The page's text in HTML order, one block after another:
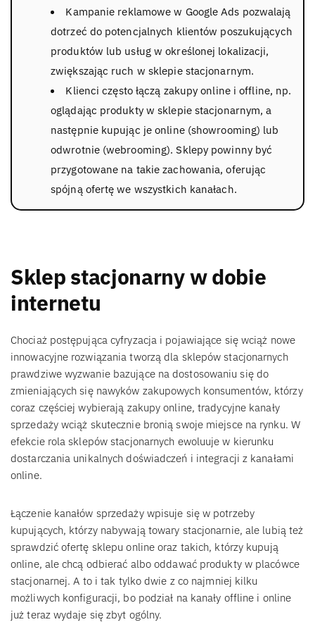
Kampanie reklamowe w Google Ads pozwalają
dotrzeć do potencjalnych klientów poszukujących
produktów lub usług w określonej lokalizacji,
zwiększając ruch w sklepie stacjonarnym.
Klienci często łączą zakupy online i offline, np.
oglądając produkty w sklepie stacjonarnym, a
następnie kupując je online (showrooming) lub
odwrotnie (webrooming). Sklepy powinny być
przygotowane na takie zachowania, oferując
spójną ofertę we wszystkich kanałach.
Sklep stacjonarny w dobie
internetu
Chociaż postępująca cyfryzacja i pojawiające się wciąż nowe
innowacyjne rozwiązania tworzą dla sklepów stacjonarnych
prawdziwe wyzwanie bazujące na dostosowaniu się do
zmieniających się nawyków zakupowych konsumentów, którzy
coraz częściej wybierają zakupy online, tradycyjne kanały
sprzedaży wciąż skutecznie bronią swoje miejsce na rynku. W
efekcie rola sklepów stacjonarnych ewoluuje w kierunku
dostarczania unikalnych doświadczeń i integracji z kanałami
online.
Łączenie kanałów sprzedaży wpisuje się w potrzeby
kupujących, którzy nabywają towary stacjonarnie, ale lubią też
sprawdzić ofertę sklepu online oraz takich, którzy kupują
online, ale chcą odbierać albo oddawać produkty w placówce
stacjonarnej. A to i tak tylko dwie z co najmniej kilku
możliwych konfiguracji, bo podział na kanały offline i online
już teraz wydaje się zbyt ogólny.